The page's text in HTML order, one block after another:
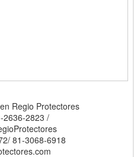
Regio Protectores
2636-2823 /
81-3068-6918